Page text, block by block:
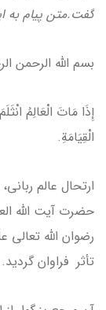
گفت.متن پیام
بسم الله الرحمن
إِذَا مَاتَ الْعَالِمُ
الْقِیَامَةِ.
ارتحال عالم
حضرت آیت الله
رضوان الله
تأثر فراوان گردید.